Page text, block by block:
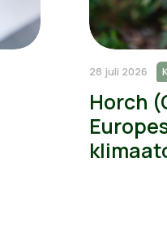
28 juli 2026
Horch